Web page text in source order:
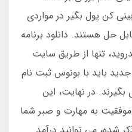
کن پول بگیر در مواردی
حل هستند. دانلود برنامه
تنها از طریق سایت
باید با بونوس ثبت نام
در نهایت، این
موفقیت به مهارت و صبر شما